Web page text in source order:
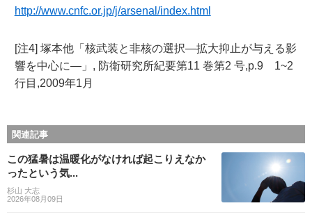
http://www.cnfc.or.jp/j/arsenal/index.html
[注4] 塚本他「核武装と非核の選択―拡大抑止が与える影
響を中心に―」, 防衛研究所紀要第11 巻第2 号,p.9 1~2
行目,2009年1月
関連記事
この猛暑は温暖化がなければ起こりえなか
ったという気...
杉山 大志
2026年08月09日